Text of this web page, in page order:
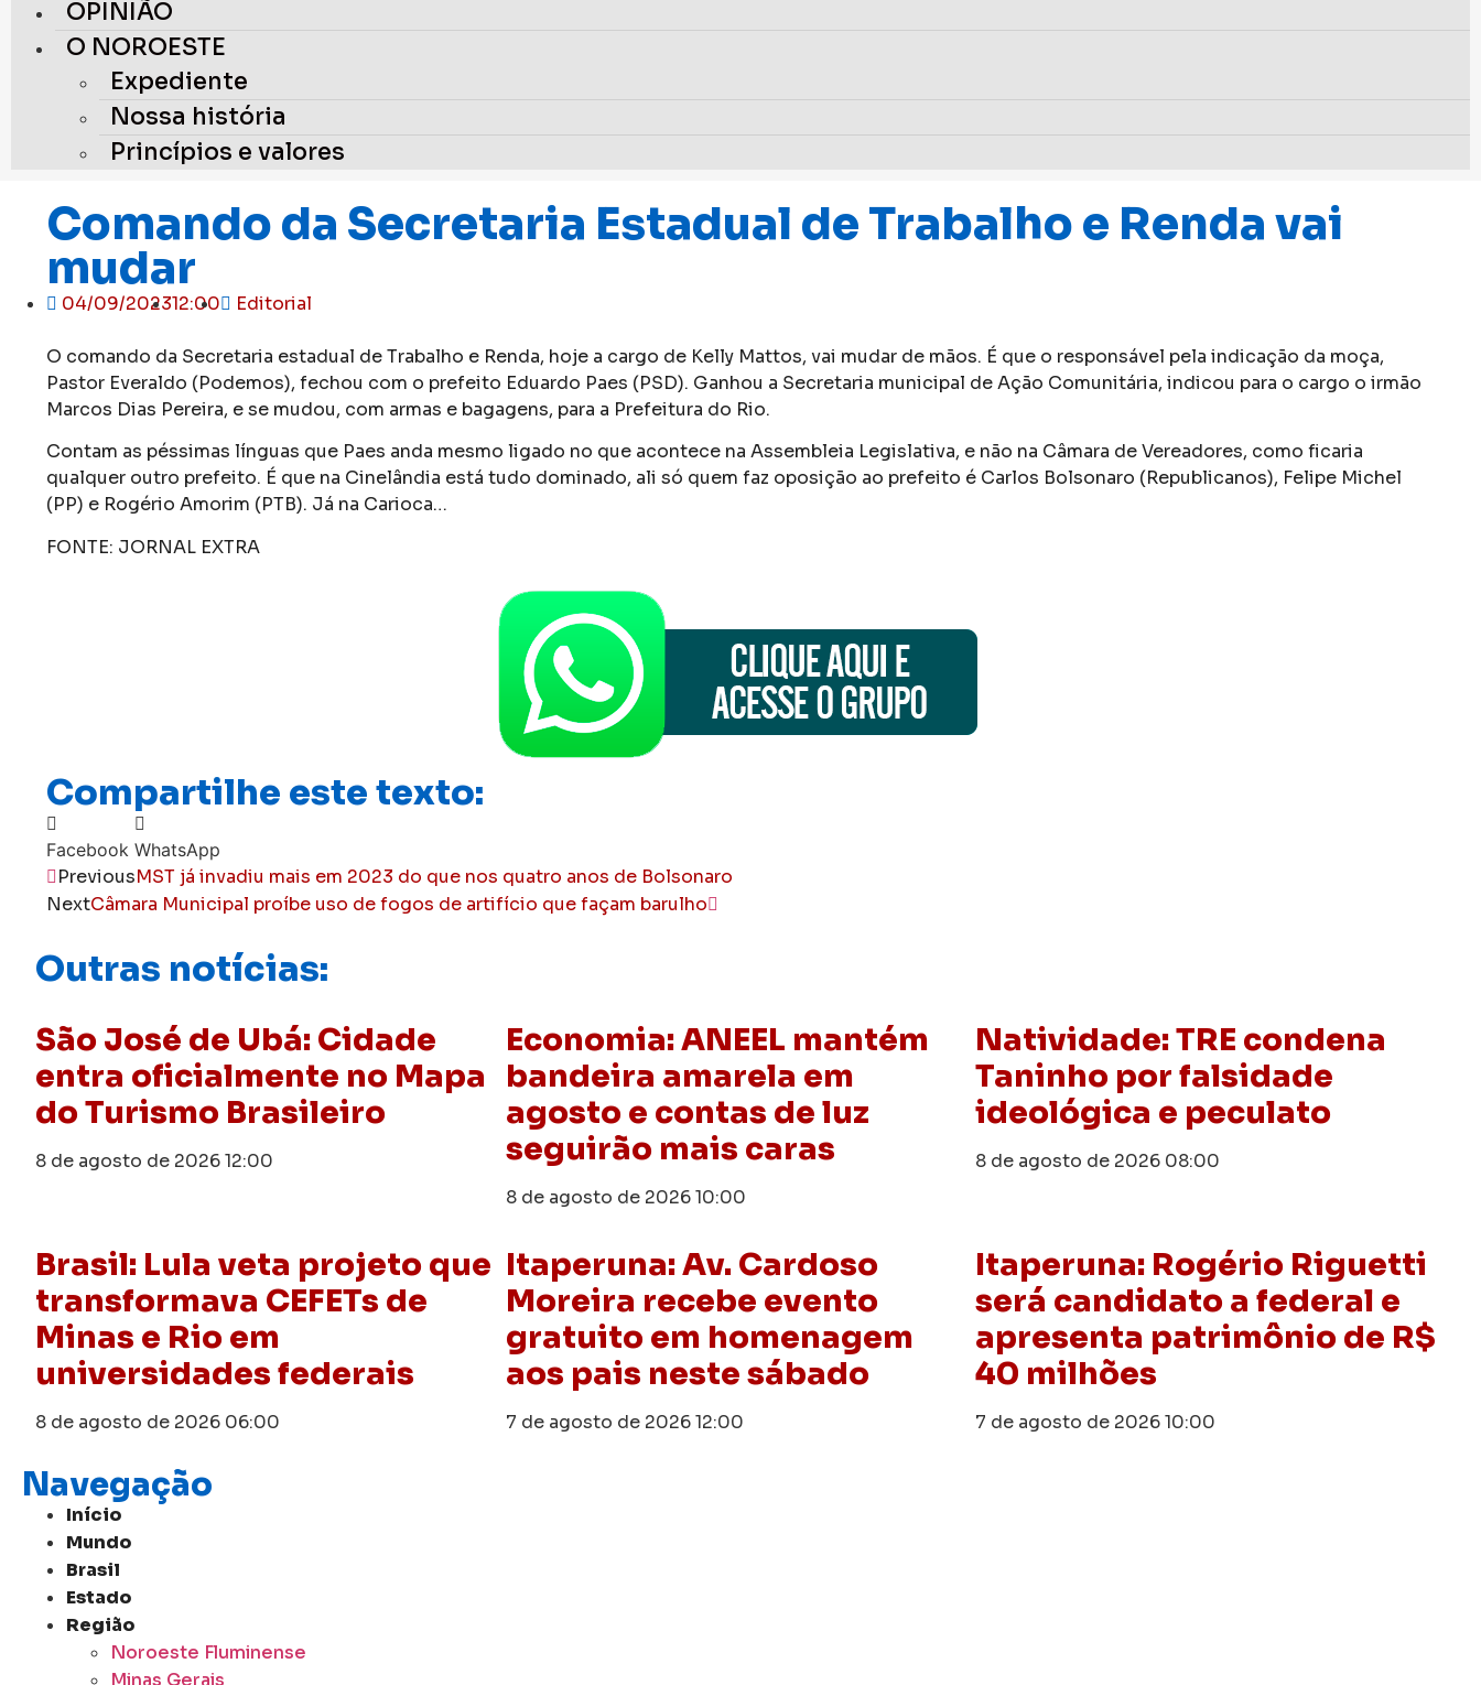
OPINIÃO
O NOROESTE
Expediente
Nossa história
Princípios e valores
Comando da Secretaria Estadual de Trabalho e Renda vai
mudar
04/09/202312:00 Editorial
O comando da Secretaria estadual de Trabalho e Renda, hoje a cargo de Kelly Mattos, vai mudar de mãos. É que o responsável pela indicação da moça,
Pastor Everaldo (Podemos), fechou com o prefeito Eduardo Paes (PSD). Ganhou a Secretaria municipal de Ação Comunitária, indicou para o cargo o irmão
Marcos Dias Pereira, e se mudou, com armas e bagagens, para a Prefeitura do Rio.
Contam as péssimas línguas que Paes anda mesmo ligado no que acontece na Assembleia Legislativa, e não na Câmara de Vereadores, como ficaria
qualquer outro prefeito. É que na Cinelândia está tudo dominado, ali só quem faz oposição ao prefeito é Carlos Bolsonaro (Republicanos), Felipe Michel
(PP) e Rogério Amorim (PTB). Já na Carioca…
FONTE: JORNAL EXTRA
Compartilhe este texto:
Facebook WhatsApp
PreviousMST já invadiu mais em 2023 do que nos quatro anos de Bolsonaro
NextCâmara Municipal proíbe uso de fogos de artifício que façam barulho
Outras notícias:
São José de Ubá: Cidade
entra oficialmente no Mapa
do Turismo Brasileiro
8 de agosto de 202612:00
Economia: ANEEL mantém
bandeira amarela em
agosto e contas de luz
seguirão mais caras
8 de agosto de 202610:00
Natividade: TRE condena
Taninho por falsidade
ideológica e peculato
8 de agosto de 2026 08:00
Brasil: Lula veta projeto que
transformava CEFETs de
Minas e Rio em
universidades federais
8 de agosto de 2026 06:00
Itaperuna: Av. Cardoso
Moreira recebe evento
gratuito em homenagem
aos pais neste sábado
7 de agosto de 202612:00
Itaperuna: Rogério Riguetti
será candidato a federal e
apresenta patrimônio de R$
40 milhões
7 de agosto de 202610:00
Navegação
Início
Mundo
Brasil
Estado
Região
Noroeste Fluminense
Minas Gerais